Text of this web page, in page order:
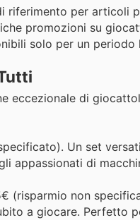
per articoli
promozioni su
solo per un periodo
eccezionale di
Un set
appassionati di
(risparmio non
a giocare. Perfetto